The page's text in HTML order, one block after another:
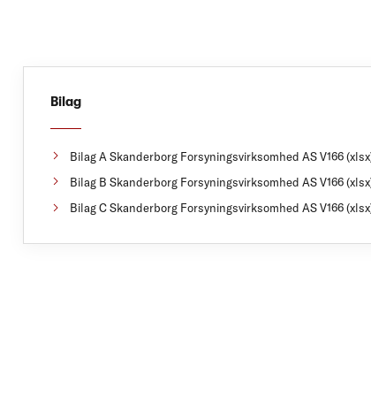
Bilag
Bilag A Skanderborg Forsyningsvirksomhed AS V166
Bilag B Skanderborg Forsyningsvirksomhed AS V166
Bilag C Skanderborg Forsyningsvirksomhed AS V166